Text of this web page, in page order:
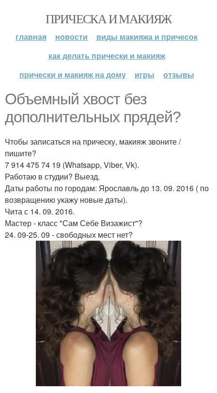
ПРИЧЕСКА И МАКИЯЖ
главная новости
виды макияжа и причесок
как делать прически и макияж
прически и макияж на дому
игры отзывы
Объемный хвост без
дополнительных прядей?
Чтобы записаться на прическу, макияж звоните /
пишите?
7 914 475 74 19 (Whatsapp, Viber, Vk).
Работаю в студии? Выезд.
Даты работы по городам: Ярославль до 13. 09. 2016 ( по
возвращению укажу новые даты).
Чита с 14. 09. 2016.
Мастер - класс "Сам Себе Визажист"?
24. 09-25. 09 - свободных мест нет?